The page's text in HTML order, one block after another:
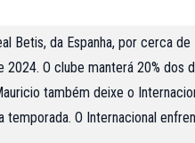
Betis, da Espanha, por cerca
O clube manterá 20% dos
também deixe o
O Internacional